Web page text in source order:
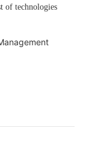
of technologies